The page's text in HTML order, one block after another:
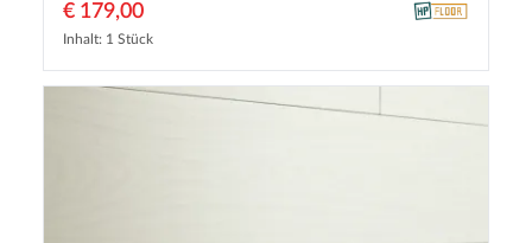
€ 179,00
Inhalt: 1 Stück